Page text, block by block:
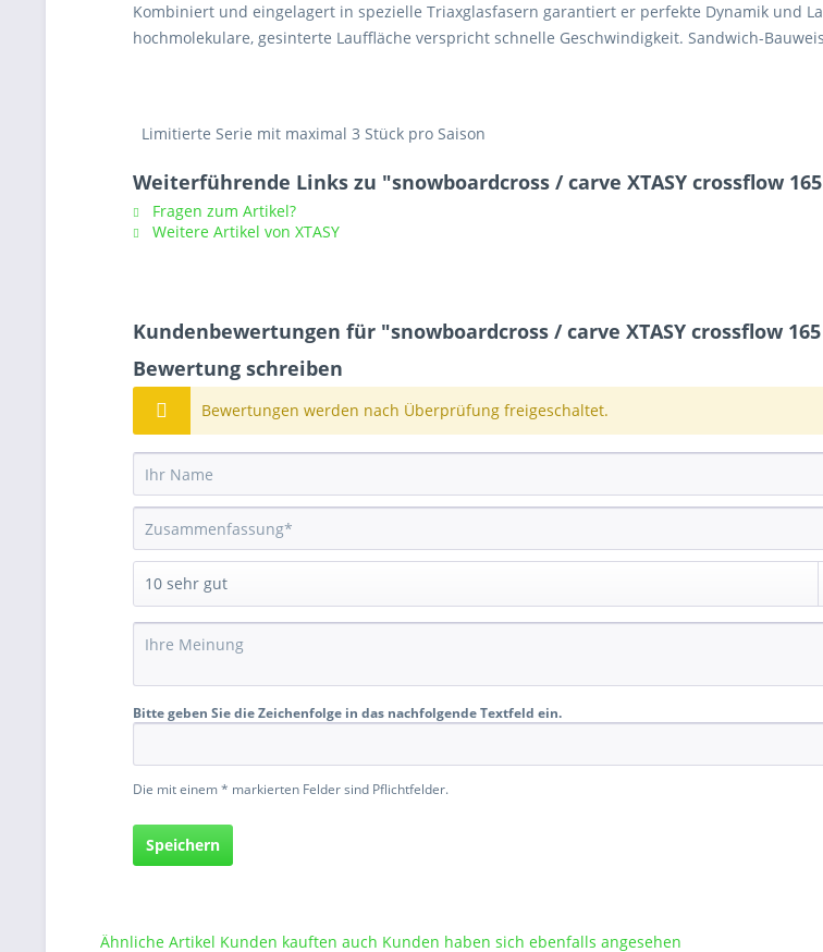
Kombiniert und eingelagert in spezielle Triaxglasfasern garantiert er perfekte Dynamik und
hochmolekulare, gesinterte Lauffläche verspricht schnelle Geschwindigkeit. Sandwich-
Limitierte Serie mit maximal 3 Stück pro Saison
Weiterführende Links zu "snowboardcross / carve XTASY crossflow 165
Fragen zum Artikel?
Weitere Artikel von XTASY
Kundenbewertungen für "snowboardcross / carve XTASY crossflow 165
Bewertung schreiben
Bewertungen werden nach Überprüfung freigeschaltet.
Bitte geben Sie die Zeichenfolge in das nachfolgende Textfeld ein.
Die mit einem * markierten Felder sind Pflichtfelder.
Speichern
Ähnliche Artikel Kunden kauften auch Kunden haben sich ebenfalls angesehen